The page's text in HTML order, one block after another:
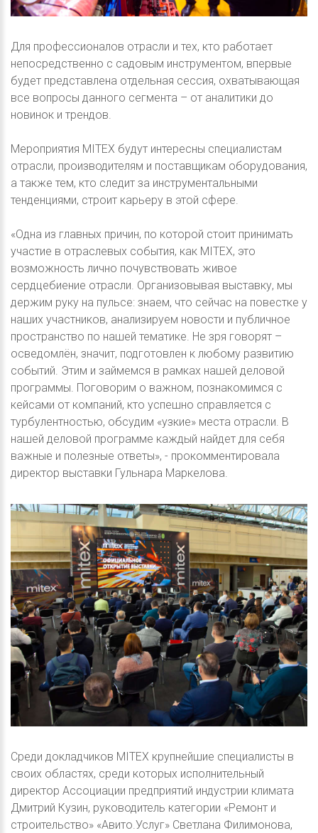
Для профессионалов отрасли и тех, кто работает
непосредственно с садовым инструментом, впервые
будет представлена отдельная сессия, охватывающая
все вопросы данного сегмента – от аналитики до
новинок и трендов.
Мероприятия MITEX будут интересны специалистам
отрасли, производителям и поставщикам оборудования,
а также тем, кто следит за инструментальными
тенденциями, строит карьеру в этой сфере.
«Одна из главных причин, по которой стоит принимать
участие в отраслевых события, как MITEX, это
возможность лично почувствовать живое
сердцебиение отрасли. Организовывая выставку, мы
держим руку на пульсе: знаем, что сейчас на повестке у
наших участников, анализируем новости и публичное
пространство по нашей тематике. Не зря говорят –
осведомлён, значит, подготовлен к любому развитию
событий. Этим и займемся в рамках нашей деловой
программы. Поговорим о важном, познакомимся с
кейсами от компаний, кто успешно справляется с
турбулентностью, обсудим «узкие» места отрасли. В
нашей деловой программе каждый найдет для себя
важные и полезные ответы», - прокомментировала
директор выставки Гульнара Маркелова.
Среди докладчиков MITEX крупнейшие специалисты в
своих областях, среди которых исполнительный
директор Ассоциации предприятий индустрии климата
Дмитрий Кузин, руководитель категории «Ремонт и
строительство» «Авито.Услуг» Светлана Филимонова,